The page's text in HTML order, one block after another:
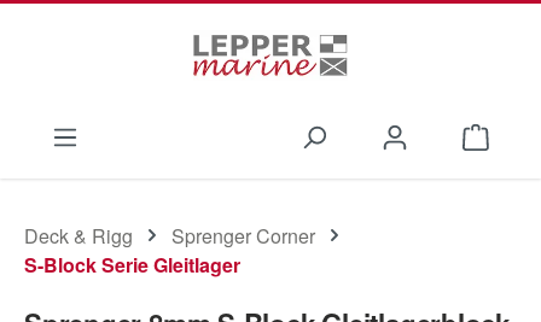
Deck & Rigg
Sprenger Corner
S-Block Serie Gleitlager